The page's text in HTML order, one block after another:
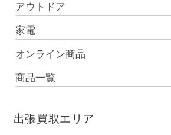
アウトドア
家電
オンライン商品
商品一覧
出張買取エリア